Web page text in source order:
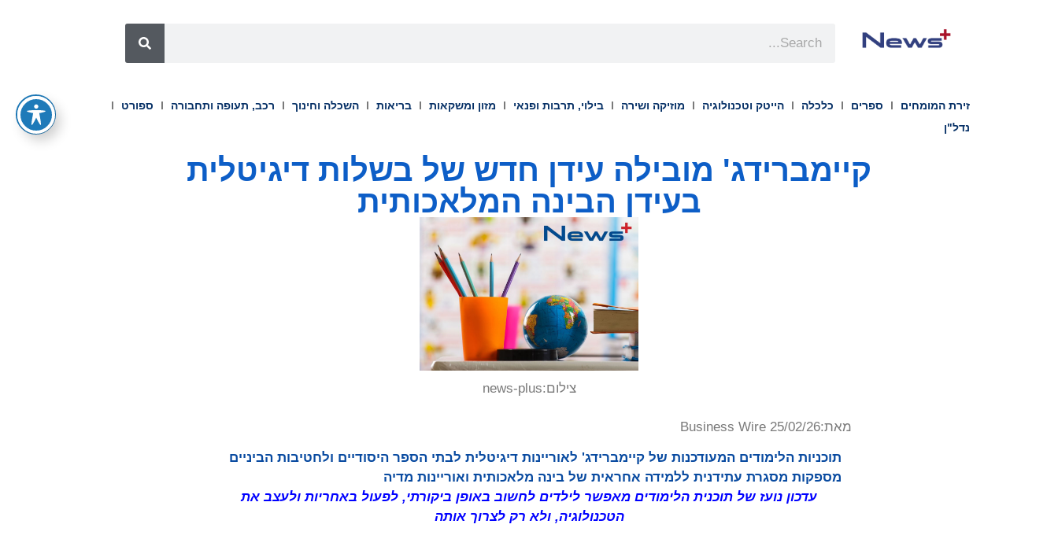
זירת המומחים ספרים כלכלה הייטק וטכנולוגיה מוזיקה ושירה בילוי, תרבות ופנאי מזון ומשקאות בריאות השכלה וחינוך רכב, תעופה ותחבורה
ספורט
נדל"ן
קיימברידג' מובילה עידן חדש של בשלות דיגיטלית
בעידן הבינה המלאכותית
צילום:news-plus
מאת:Business Wire 25/02/26
תוכניות הלימודים המעודכנות של קיימברידג' לאוריינות דיגיטלית לבתי הספר היסודיים ולחטיבות הביניים
מספקות מסגרת עתידנית ללמידה אחראית של בינה מלאכותית ואוריינות מדיה
עדכון נועז של תוכנית הלימודים מאפשר לילדים לחשוב באופן ביקורתי, לפעול באחריות ולעצב את
הטכנולוגיה, ולא רק לצרוך אותה